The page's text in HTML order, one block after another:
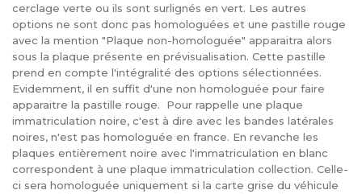
cerclage verte ou ils sont surlignés en vert. Les autres
options ne sont donc pas homologuées et une pastille rouge
avec la mention "Plaque non-homologuée" apparaitra alors
sous la plaque présente en prévisualisation. Cette pastille
prend en compte l'intégralité des options sélectionnées.
Evidemment, il en suffit d'une non homologuée pour faire
apparaitre la pastille rouge. Pour rappelle une plaque
immatriculation noire, c'est à dire avec les bandes latérales
noires, n'est pas homologuée en france. En revanche les
plaques entièrement noire avec l'immatriculation en blanc
correspondent à une plaque immatriculation collection. Celle-
ci sera homologuée uniquement si la carte grise du véhicule